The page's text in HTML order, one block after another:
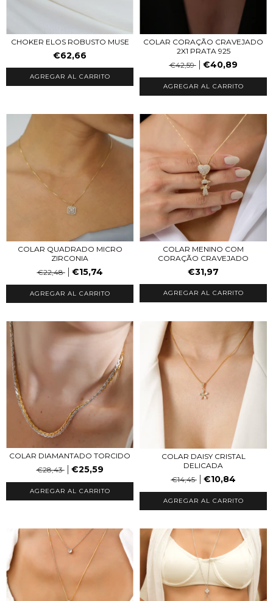
CHOKER ELOS ROBUSTO MUSE
€62,66
COLAR CORAÇÃO CRAVEJADO
2X1 PRATA 925
€42,59
€40,89
COLAR QUADRADO MICRO
ZIRCONIA
€22,48
€15,74
AGREGAR AL CARRITO
COLAR MENINO COM
CORAÇÃO CRAVEJADO
€31,97
COLAR DIAMANTADO TORCIDO
€28,43
€25,59
AGREGAR AL CARRITO
COLAR DAISY CRISTAL
DELICADA
€14,45
€10,84
AGREGAR AL CARRITO